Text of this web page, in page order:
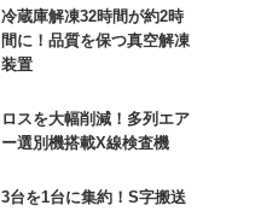
ヤで動線確保
エアー搬送装置と特注ホッ
高耐久の防草シートで、雑
できた事例
冷蔵庫解凍32時間が約2時
間に！品質を保つ真空解凍
装置
ロスを大幅削減！多列エア
ー選別機搭載X線検査機
3台を1台に集約！S字搬送